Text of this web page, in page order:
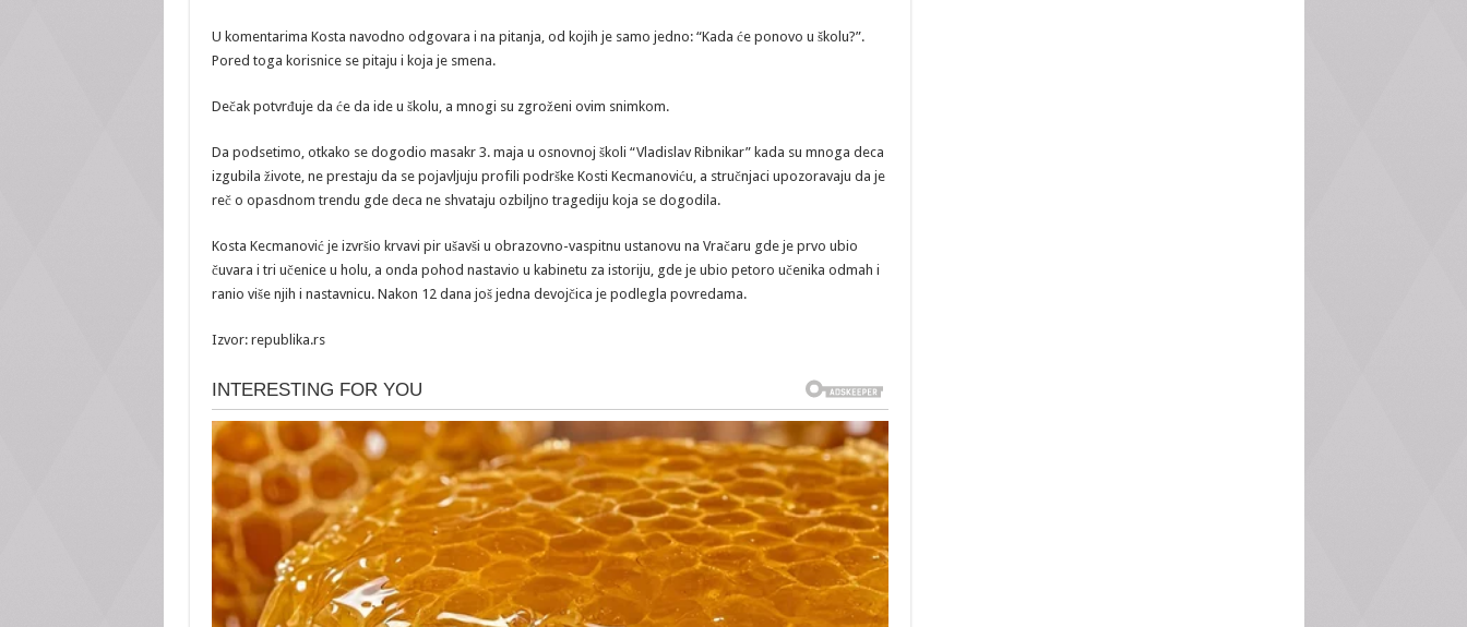
U komentarima Kosta navodno odgovara i na pitanja, od kojih je samo jedno: “Kada će ponovo u školu?”.
Pored toga korisnice se pitaju i koja je smena.
Dečak potvrđuje da će da ide u školu, a mnogi su zgroženi ovim snimkom.
Da podsetimo, otkako se dogodio masakr 3. maja u osnovnoj školi “Vladislav Ribnikar” kada su mnoga deca
izgubila živote, ne prestaju da se pojavljuju profili podrške Kosti Kecmanoviću, a stručnjaci upozoravaju da je
reč o opasdnom trendu gde deca ne shvataju ozbiljno tragediju koja se dogodila.
Kosta Kecmanović je izvršio krvavi pir ušavši u obrazovno-vaspitnu ustanovu na Vračaru gde je prvo ubio
čuvara i tri učenice u holu, a onda pohod nastavio u kabinetu za istoriju, gde je ubio petoro učenika odmah i
ranio više njih i nastavnicu. Nakon 12 dana još jedna devojčica je podlegla povredama.
Izvor: republika.rs